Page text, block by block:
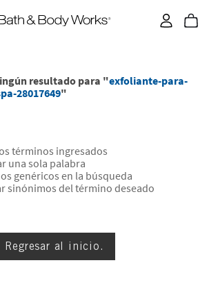
resultado para "exfoliante-para-
28017649"
términos ingresados
una sola palabra
genéricos en la búsqueda
sinónimos del término deseado
Regresar al inicio.